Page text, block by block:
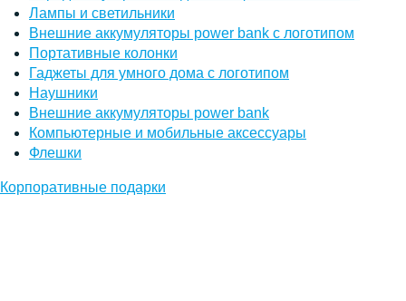
Лампы и светильники
Внешние аккумуляторы power bank с логотипом
Портативные колонки
Гаджеты для умного дома с логотипом
Наушники
Внешние аккумуляторы power bank
Компьютерные и мобильные аксессуары
Флешки
Корпоративные подарки